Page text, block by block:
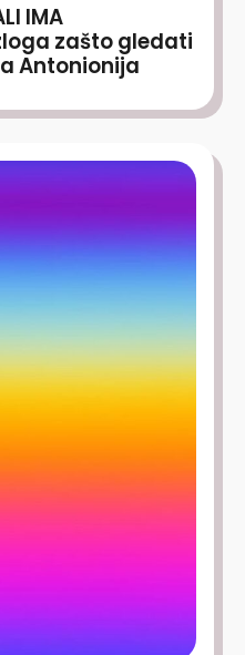
IMA
zašto gledati
Antonionija